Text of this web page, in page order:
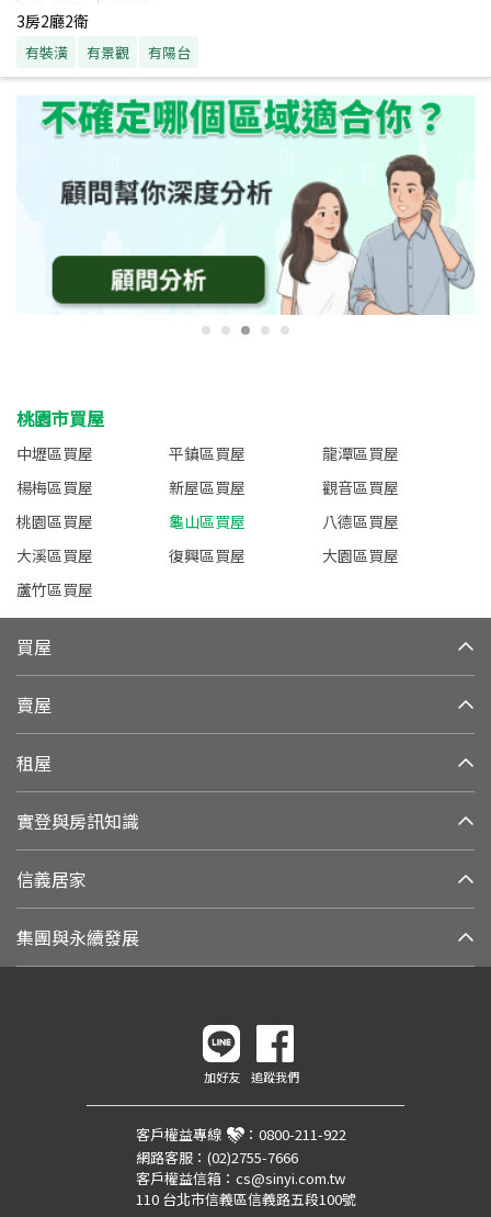
3房2廳2衛
有裝潢 有景觀 有陽台
桃園市買屋
中壢區買屋 平鎮區買屋
龍潭區買屋
楊梅區買屋
新屋區買屋
觀音區買屋
桃園區買屋
龜山區買屋
八德區買屋
大溪區買屋
復興區買屋
大園區買屋
蘆竹區買屋
買屋
賣屋
租屋
實登與房訊知識
信義居家
集團與永續發展
加好友 追蹤我們
客戶權益專線 ： 0800-211-922
網路客服： (02)2755-7666
客戶權益信箱： cs@sinyi.com.tw
110 台北市信義區信義路五段100號